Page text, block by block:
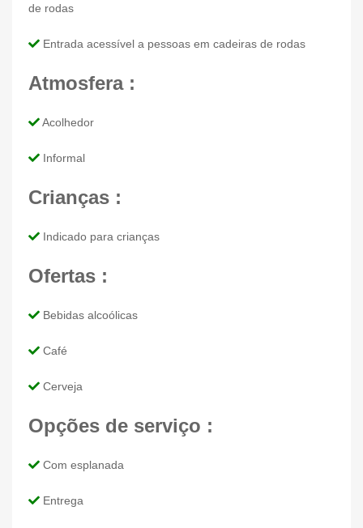
de rodas
Entrada acessível a pessoas em cadeiras de rodas
Atmosfera :
Acolhedor
Informal
Crianças :
Indicado para crianças
Ofertas :
Bebidas alcoólicas
Café
Cerveja
Opções de serviço :
Com esplanada
Entrega